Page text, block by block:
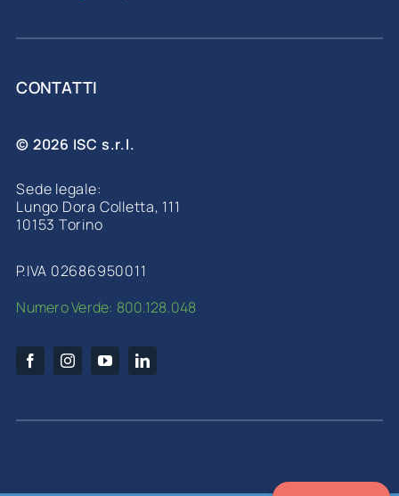
CONTATTI
© 2026 ISC s.r.l.
Sede legale:
Lungo Dora Colletta, 111
10153 Torino
P.IVA 02686950011
Numero Verde: 800.128.048